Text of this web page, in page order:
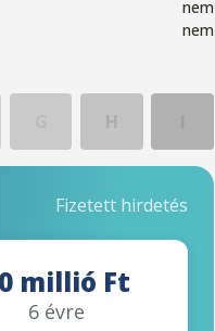
nem
nem
Fizetett hirdetés
millió Ft
6 évre